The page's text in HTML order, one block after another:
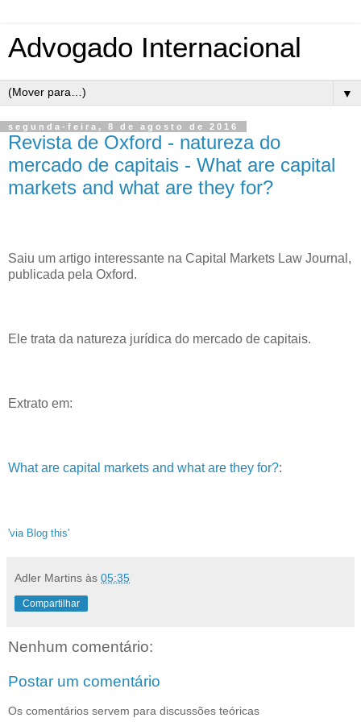
Advogado Internacional
▼
segunda-feira, 8 de agosto de 2016
Revista de Oxford - natureza do
mercado de capitais - What are capital
markets and what are they for?
Saiu um artigo interessante na Capital Markets Law Journal,
publicada pela Oxford.
Ele trata da natureza jurídica do mercado de capitais.
Extrato em:
What are capital markets and what are they for?:
'via Blog this'
Adler Martins às 05:35
Compartilhar
Nenhum comentário:
Postar um comentário
Os comentários servem para discussões teóricas